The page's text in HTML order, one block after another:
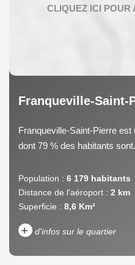
Franqueville-Saint-
Franqueville-Saint-Pierre est
dont 79 % des habitants
Population : 6 179 habitants
Distance de l'aéroport : 2 km
Superficie : 8,6 Km²
+ d'infos sur le quartier